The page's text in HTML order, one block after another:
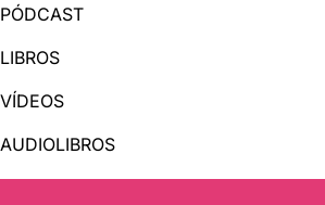
PÓDCAST
LIBROS
VÍDEOS
AUDIOLIBROS